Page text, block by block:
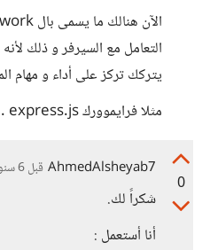
التعامل مع السيرفر و ذلك
يتركك تركز على أداء و مهام
مثلا فرايموورك express.js .. الذي أستعمله أنا و أنصحك به .
0
AhmedAlsheyab7 قبل 6 سنوات
شكراً لك.
أنا أستعمل :